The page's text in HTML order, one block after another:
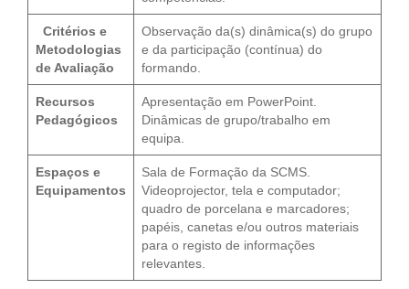
Critérios e
Metodologias
de Avaliação
Observação da(s) dinâmica(s) do grupo
e da participação (contínua) do
formando.
Recursos
Pedagógicos
Apresentação em PowerPoint.
Dinâmicas de grupo/trabalho em
equipa.
Espaços e
Equipamentos
Sala de Formação da SCMS.
Videoprojector, tela e computador;
quadro de porcelana e marcadores;
papéis, canetas e/ou outros materiais
para o registo de informações
relevantes.